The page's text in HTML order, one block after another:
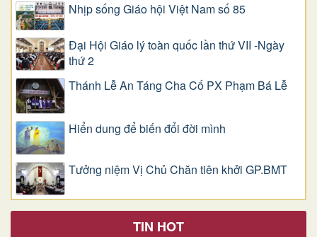
Nhịp sống Giáo hội Việt Nam số 85
Đại Hội Giáo lý toàn quốc lần thứ VII -Ngày
thứ 2
Thánh Lễ An Táng Cha Cố PX Phạm Bá Lễ
Hiển dung để biến đổi đời mình
Tưởng niệm Vị Chủ Chăn tiên khởi GP.BMT
TIN HOT